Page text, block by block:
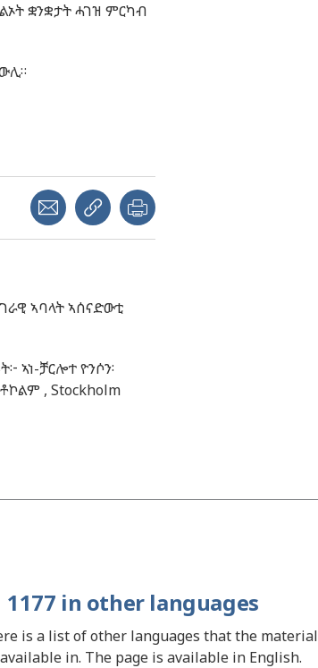
ቋንቋታት ሓገዝ ምርካብ
Share with a friend
Copy link
ኣባላት ኣሰናድውቲ
ኣነ-ቻርሎተ ዮንሶን፡
, Stockholm
1177 in other languages
is a list of other languages that the material
in. The page is available in English.